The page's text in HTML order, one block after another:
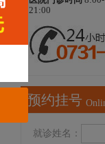
21:00
预约挂号
就诊姓名：